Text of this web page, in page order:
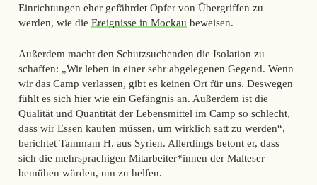
Einrichtungen eher gefährdet Opfer von Übergriffen zu
werden, wie die Ereignisse in Mockau beweisen.
Außerdem macht den Schutzsuchenden die Isolation zu
schaffen: „Wir leben in einer sehr abgelegenen Gegend. Wenn
wir das Camp verlassen, gibt es keinen Ort für uns. Deswegen
fühlt es sich hier wie ein Gefängnis an. Außerdem ist die
Qualität und Quantität der Lebensmittel im Camp so schlecht,
dass wir Essen kaufen müssen, um wirklich satt zu werden“,
berichtet Tammam H. aus Syrien. Allerdings betont er, dass
sich die mehrsprachigen Mitarbeiter*innen der Malteser
bemühen würden, um zu helfen.